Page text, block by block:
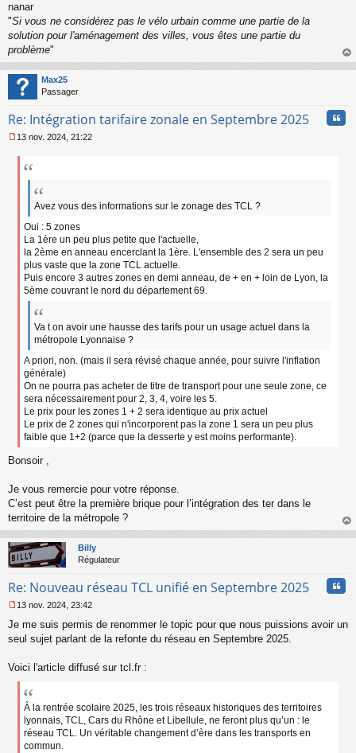
nanar
"Si vous ne considérez pas le vélo urbain comme une partie de la
solution pour l'aménagement des villes, vous êtes une partie du
problème"
au
Max25
Passager
Re: Intégration tarifaire zonale en Septembre 2025
e
13 nov. 2024, 21:22
Avez vous des informations sur le zonage des TCL ?
Oui : 5 zones
La 1ère un peu plus petite que l'actuelle,
la 2ème en anneau encerclant la 1ère. L'ensemble des 2 sera un peu
plus vaste que la zone TCL actuelle.
Puis encore 3 autres zones en demi anneau, de + en + loin de Lyon, la
5ème couvrant le nord du département 69.
Va t on avoir une hausse des tarifs pour un usage actuel dans la
métropole Lyonnaise ?
A priori, non. (mais il sera révisé chaque année, pour suivre l'inflation
générale)
On ne pourra pas acheter de titre de transport pour une seule zone, ce
sera nécessairement pour 2, 3, 4, voire les 5.
Le prix pour les zones 1 + 2 sera identique au prix actuel
Le prix de 2 zones qui n'incorporent pas la zone 1 sera un peu plus
faible que 1+2 (parce que la desserte y est moins performante).
Bonsoir ,
Je vous remercie pour votre réponse.
C’est peut être la première brique pour l’intégration des ter dans le
territoire de la métropole ?
au
Billy
Régulateur
Re: Nouveau réseau TCL unifié en Septembre 2025
e
s
a
g
13 nov. 2024, 23:42
Je me suis permis de renommer le topic pour que nous puissions avoir un
seul sujet parlant de la refonte du réseau en Septembre 2025.
Voici l'article diffusé sur tcl.fr :
À la rentrée scolaire 2025, les trois réseaux historiques des territoires
lyonnais, TCL, Cars du Rhône et Libellule, ne feront plus qu’un : le
réseau TCL. Un véritable changement d’ère dans les transports en
commun.